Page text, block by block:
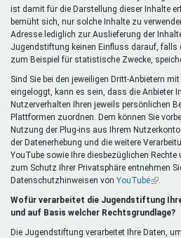
ist damit für die Darstellung dieser Inhalte
bemüht sich, nur solche Inhalte zu
Adresse lediglich zur Auslieferung der
Jugendstiftung keinen Einfluss darauf, falls
zum Beispiel für statistische Zwecke,
Sind Sie bei den jeweiligen Dritt-Anbietern
eingeloggt, kann es sein, dass die Anbieter
Nutzerverhalten Ihren jeweils persönlichen
Plattformen zuordnen. Dem können Sie
Nutzung der Plug-ins aus Ihrem
der Datenerhebung und die weitere
YouTube sowie Ihre diesbezüglichen
zum Schutz Ihrer Privatsphäre entnehmen
Datenschutzhinweisen von YouTube(Link
extern)
Wofür verarbeitet die Jugendstiftung
und auf Basis welcher Rechtsgrundlage?
Die Jugendstiftung verarbeitet Ihre Daten,